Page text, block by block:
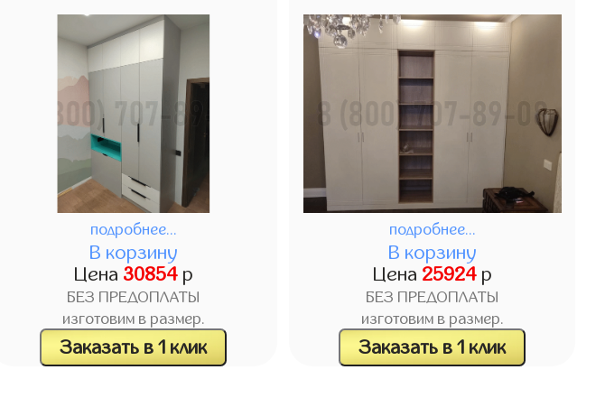
подробнее...
В корзину
Цена 30854р
БЕЗ ПРЕДОПЛАТЫ
изготовим в размер.
Заказать в 1 клик
подробнее...
В корзину
Цена 25924р
БЕЗ ПРЕДОПЛАТЫ
изготовим в размер.
Заказать в 1 клик